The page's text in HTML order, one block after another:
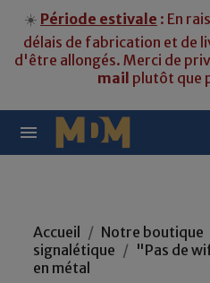
☀️ Période estivale : En
délais de fabrication et de
d'être allongés. Merci de
mail plutôt que

Accueil Notre boutique
signalétique
"Pas de
en métal